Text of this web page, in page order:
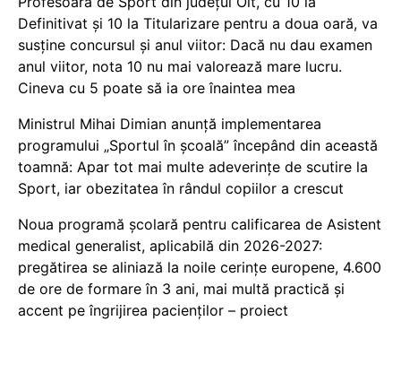
Definitivat și 10 la Titularizare pentru a doua oară, va
susține concursul și anul viitor: Dacă nu dau examen
anul viitor, nota 10 nu mai valorează mare lucru.
Cineva cu 5 poate să ia ore înaintea mea
Ministrul Mihai Dimian anunță implementarea
programului „Sportul în școală” începând din această
toamnă: Apar tot mai multe adeverințe de scutire la
Sport, iar obezitatea în rândul copiilor a crescut
Noua programă școlară pentru calificarea de Asistent
medical generalist, aplicabilă din 2026-2027:
pregătirea se aliniază la noile cerințe europene, 4.600
de ore de formare în 3 ani, mai multă practică și
accent pe îngrijirea pacienților – proiect